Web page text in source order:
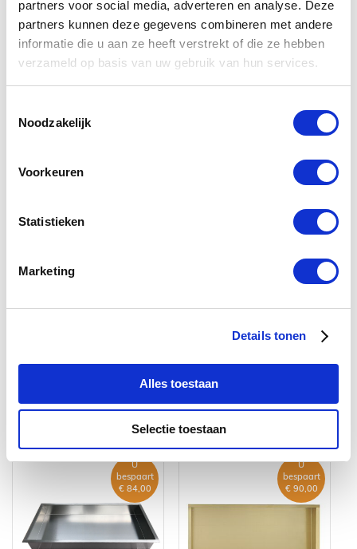
partners voor social media, adverteren en analyse. Deze
partners kunnen deze gegevens combineren met andere
informatie die u aan ze heeft verstrekt of die ze hebben
verzameld op basis van uw gebruik van hun services.
Noodzakelijk
Voorkeuren
Statistieken
Marketing
Details tonen
Alles toestaan
Selectie toestaan
Download bestand(95.00 kB)
TECHNISCHE INFORMATIE
Nis
RVS
ZIE OOK
VERGELIJKBARE PRODUCTEN
U
bespaart
€ 84,00
U
bespaart
€ 90,00